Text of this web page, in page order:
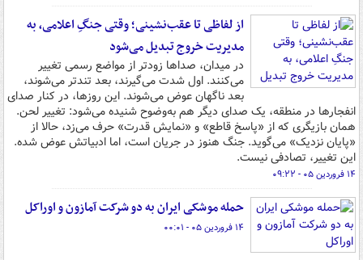
از لفاظی تا عقب‌نشینی؛ وقتی جنگِ اعلامی، به
مدیریت خروج تبدیل می‌شود
در میدان، صداها زودتر از مواضع رسمی تغییر
می‌کنند. اول شدت می‌گیرند، بعد تندتر می‌شوند،
بعد ناگهان عوض می‌شوند. این روزها، در کنار صدای
انفجارها در منطقه، یک صدای دیگر هم به‌وضوح شنیده می‌شود: تغییر لحن.
همان بازیگری که از «پاسخ قاطع» و «نمایش قدرت» حرف می‌زد، حالا از
«پایان نزدیک» می‌گوید. جنگ هنوز در جریان است، اما ادبیاتش عوض شده.
این تغییر، تصادفی نیست.
۱۴ فروردین ۰۵ - ۰۹:۲۲
حمله موشکی ایران به دو شرکت آمازون و اوراکل
۱۴ فروردین ۰۵ - ۰۰:۰۱